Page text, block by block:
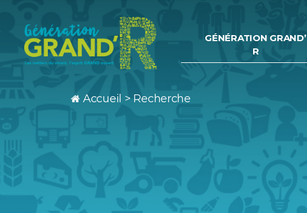
GÉNÉRATION GRAND’
R
Accueil > Recherche